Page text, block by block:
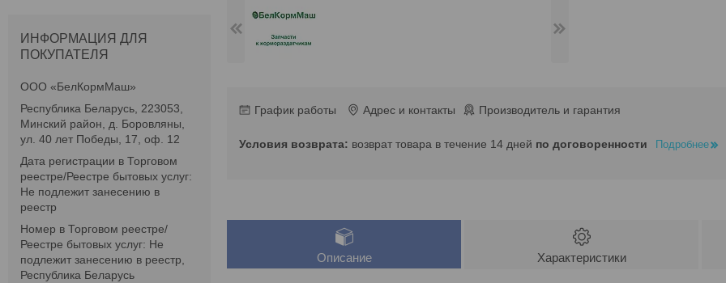
График работы Адрес и контакты Производитель и гарантия
возврат товара в течение 14 дней по договоренности Подробнее
Описание Характеристики
ИНФОРМАЦИЯ ДЛЯ
ПОКУПАТЕЛЯ
ООО «БелКормМаш»
Республика Беларусь, 223053,
Минский район, д. Боровляны,
ул. 40 лет Победы, 17, оф. 12
Дата регистрации в Торговом
реестре/Реестре бытовых услуг:
Не подлежит занесению в
реестр
Номер в Торговом реестре/
Реестре бытовых услуг: Не
подлежит занесению в реестр,
Республика Беларусь